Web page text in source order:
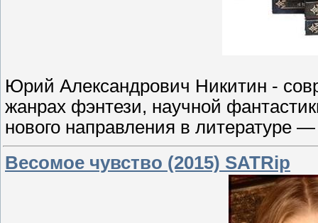
Юрий Александрович Никитин -
жанрах фэнтези, научной
нового направления в литературе —
Весомое чувство (2015) SATRip